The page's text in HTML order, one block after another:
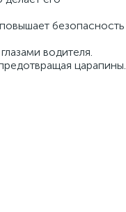
безопасность
водителя.
царапины.